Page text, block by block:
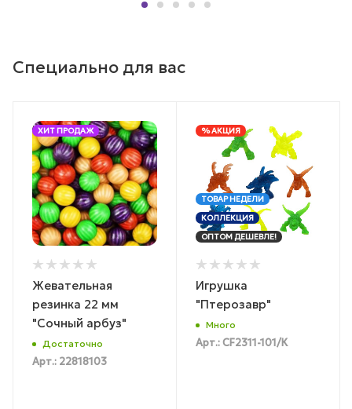
Специально для вас
ХИТ ПРОДАЖ
Жевательная
резинка 22 мм
"Сочный арбуз"
Достаточно
Арт.: 22818103
% АКЦИЯ
ТОВАР НЕДЕЛИ
КОЛЛЕКЦИЯ
ОПТОМ ДЕШЕВЛЕ!
Игрушка
"Птерозавр"
Много
Арт.: CF2311-101/К